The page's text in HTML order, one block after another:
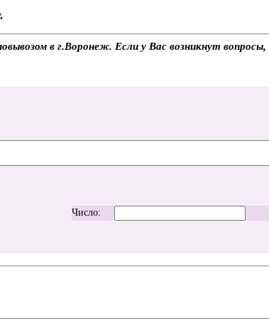
в г.Воронеж. Если у Вас возникнут
Число: